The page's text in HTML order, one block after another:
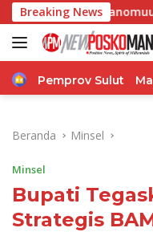
Langsung
ke
konten
Breaking News
Meluas ke
Home
Pemprov Sulut
Beranda Minsel
Minsel
Bupati
Strategis